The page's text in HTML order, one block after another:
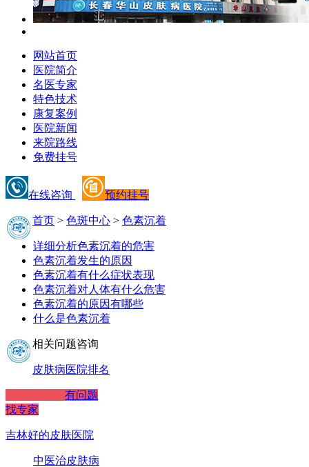
网站首页
医院简介
名医专家
特色技术
康复案例
医院新闻
来院路线
免费挂号
在线咨询 预约挂号
首页 > 色斑中心 > 色素沉着
详细分析色素沉着的危害
色素沉着发生的原因
色素沉着有什么症状表现
色素沉着对人体有什么危害
色素沉着的原因有哪些
什么是色素沉着
相关问题咨询
皮肤病医院排名
有问题
找专家
吉林好的皮肤医院
中医治皮肤病